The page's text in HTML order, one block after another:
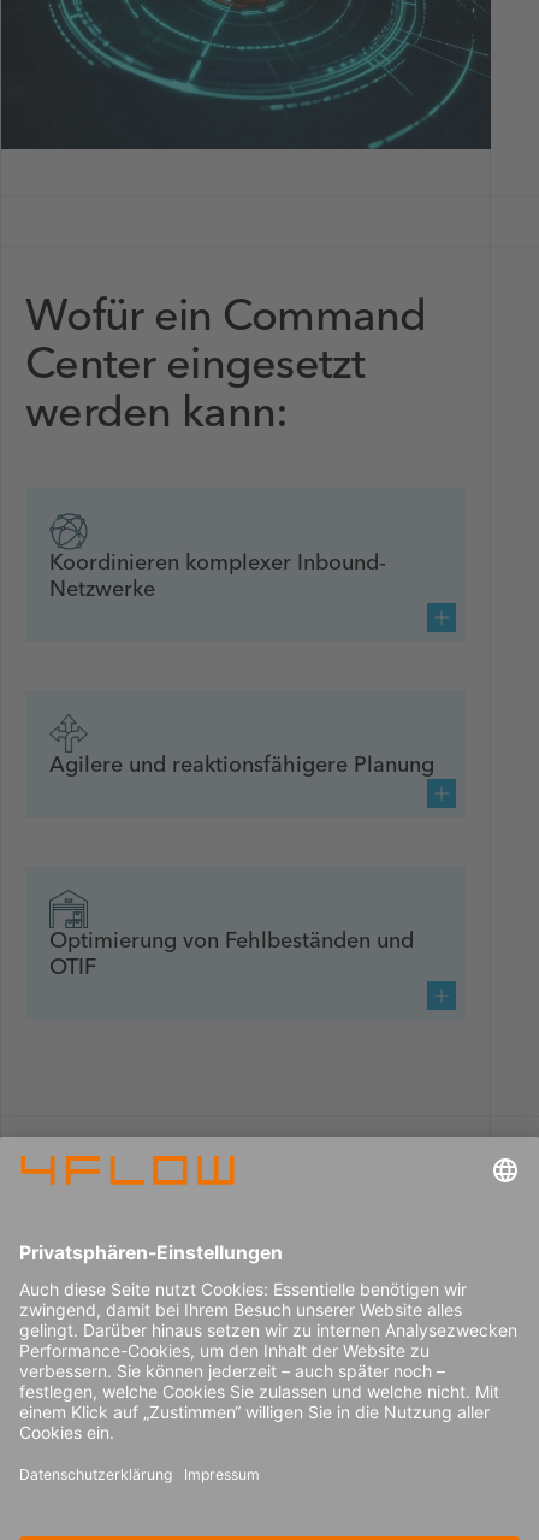
Wofür ein Command
Center eingesetzt
werden kann:
Koordinieren komplexer Inbound-
Netzwerke
Agilere und reaktionsfähigere Planung
Optimierung von Fehlbeständen und
OTIF
Schritt für Schritt
Serviceausfälle vermeiden.